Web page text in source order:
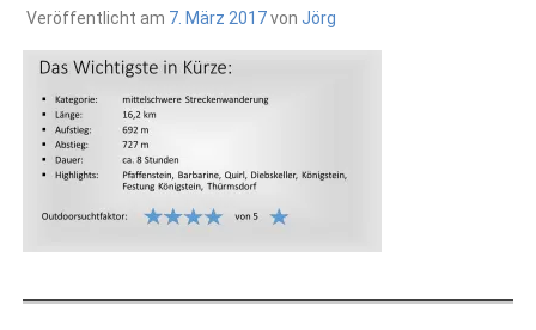
Veröffentlicht am 7. März 2017von Jörg